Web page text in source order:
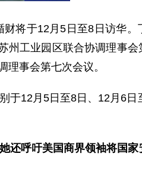
将于12月5日至8日访华。
工业园区联合协调理事会
事会第七次会议。
于12月5日至8日、12月6日
还呼吁美国商界领袖将国家